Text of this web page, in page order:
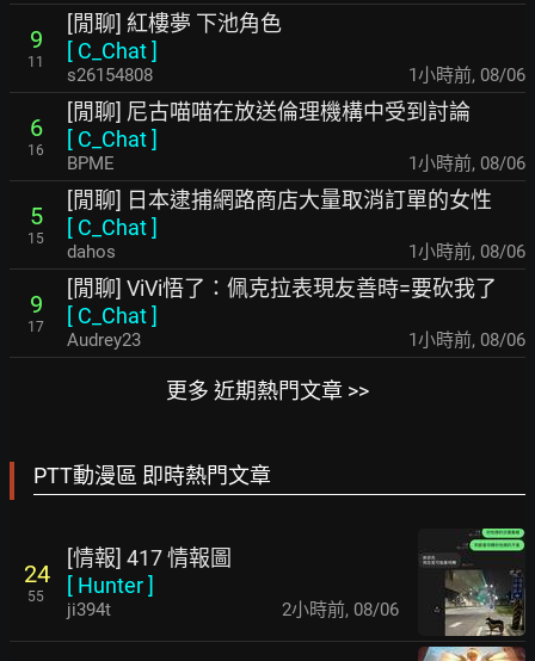
9
11
[閒聊] 紅樓夢 下池角色
[ C_Chat]
s26154808 1小時前, 08/06
6
16
[閒聊] 尼古喵喵在放送倫理機構中受到討論
[ C_Chat]
BPME 1小時前, 08/06
5
15
[閒聊] 日本逮捕網路商店大量取消訂單的女性
[ C_Chat]
dahos 1小時前, 08/06
9
17
[閒聊] ViVi悟了：佩克拉表現友善時=要砍我了
[ C_Chat]
Audrey23 1小時前, 08/06
更多 近期熱門文章 >>
PTT動漫區 即時熱門文章
24
55
[情報] 417 情報圖
[ Hunter]
ji394t 2小時前, 08/06